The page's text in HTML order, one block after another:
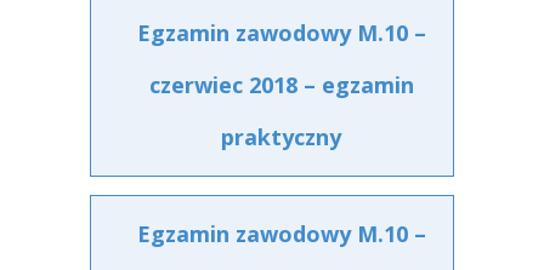
Egzamin zawodowy M.10 –
czerwiec 2018 – egzamin
praktyczny
Egzamin zawodowy M.10 –